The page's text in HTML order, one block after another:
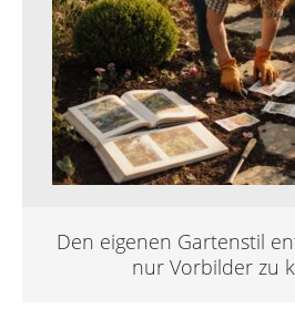
Den eigenen Gartenstil
nur Vorbilder zu